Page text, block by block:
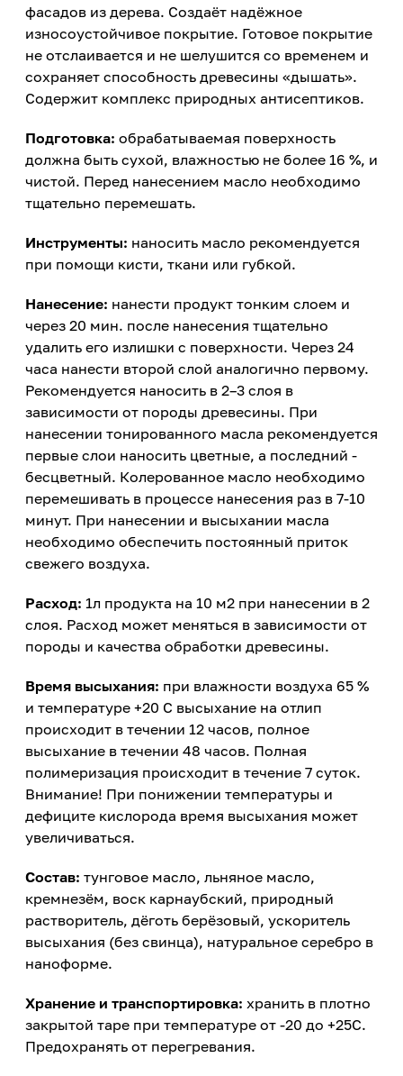
фасадов из дерева. Создаёт надёжное
износоустойчивое покрытие. Готовое покрытие
не отслаивается и не шелушится со временем и
сохраняет способность древесины «дышать».
Содержит комплекс природных антисептиков.
Подготовка: обрабатываемая поверхность
должна быть сухой, влажностью не более 16 %, и
чистой. Перед нанесением масло необходимо
тщательно перемешать.
Инструменты: наносить масло рекомендуется
при помощи кисти, ткани или губкой.
Нанесение: нанести продукт тонким слоем и
через 20 мин. после нанесения тщательно
удалить его излишки с поверхности. Через 24
часа нанести второй слой аналогично первому.
Рекомендуется наносить в 2–3 слоя в
зависимости от породы древесины. При
нанесении тонированного масла рекомендуется
первые слои наносить цветные, а последний -
бесцветный. Колерованное масло необходимо
перемешивать в процессе нанесения раз в 7-10
минут. При нанесении и высыхании масла
необходимо обеспечить постоянный приток
свежего воздуха.
Расход: 1л продукта на 10 м2 при нанесении в 2
слоя. Расход может меняться в зависимости от
породы и качества обработки древесины.
Время высыхания: при влажности воздуха 65 %
и температуре +20 С высыхание на отлип
происходит в течении 12 часов, полное
высыхание в течении 48 часов. Полная
полимеризация происходит в течение 7 суток.
Внимание! При понижении температуры и
дефиците кислорода время высыхания может
увеличиваться.
Состав: тунговое масло, льняное масло,
кремнезём, воск карнаубский, природный
растворитель, дёготь берёзовый, ускоритель
высыхания (без свинца), натуральное серебро в
наноформе.
Хранение и транспортировка: хранить в плотно
закрытой таре при температуре от -20 до +25С.
Предохранять от перегревания.